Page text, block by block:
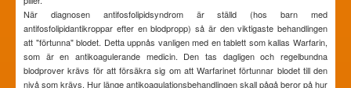
När diagnosen antifosfolipidsyndrom är ställd (hos barn med
antifosfolipidantikroppar efter en blodpropp) så är den viktigaste behandlingen
att "förtunna" blodet. Detta uppnås vanligen med en tablett som kallas Warfarin,
som är en antikoagulerande medicin. Den tas dagligen och regelbundna
blodprover krävs för att försäkra sig om att Warfarinet förtunnar blodet till den
nivå som krävs. Hur länge antikoagulationsbehandlingen skall pågå beror på hur